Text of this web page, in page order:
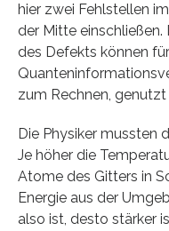
hier zwei Fehlstellen
der Mitte
des Defekts können
zum Rechnen, genutzt
Die Physiker mussten
Je höher die
Atome des Gitters in
Energie aus der
also ist, desto stärker